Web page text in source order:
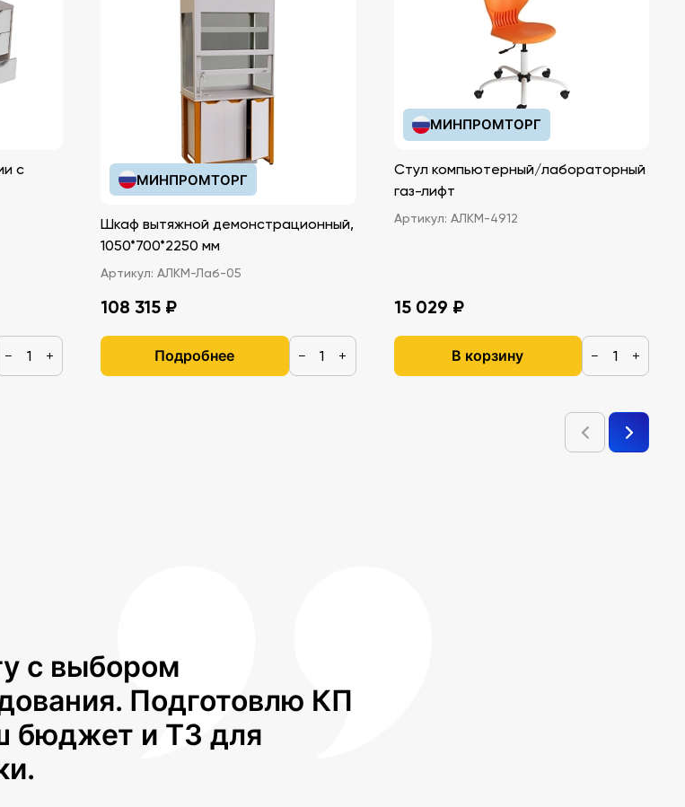
с
− +
МИНПРОМТОРГ
Шкаф вытяжной демонстрационный,
1050*700*2250 мм
Артикул: АЛКМ-Лаб-05
108 315 ₽
Подробнее − +
МИНПРОМТОРГ
Стул компьютерный/лабораторный
газ-лифт
Артикул: АЛКМ-4912
15 029 ₽
В корзину − +
с выбором
Подготовлю КП
бюджет и ТЗ для